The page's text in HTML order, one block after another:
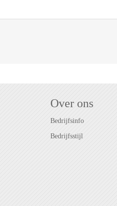
Over ons
Bedrijfsinfo
Bedrijfsstijl